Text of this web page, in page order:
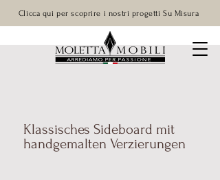
Clicca qui per scoprire i nostri progetti Su Misura
Klassisches Sideboard mit
handgemalten Verzierungen